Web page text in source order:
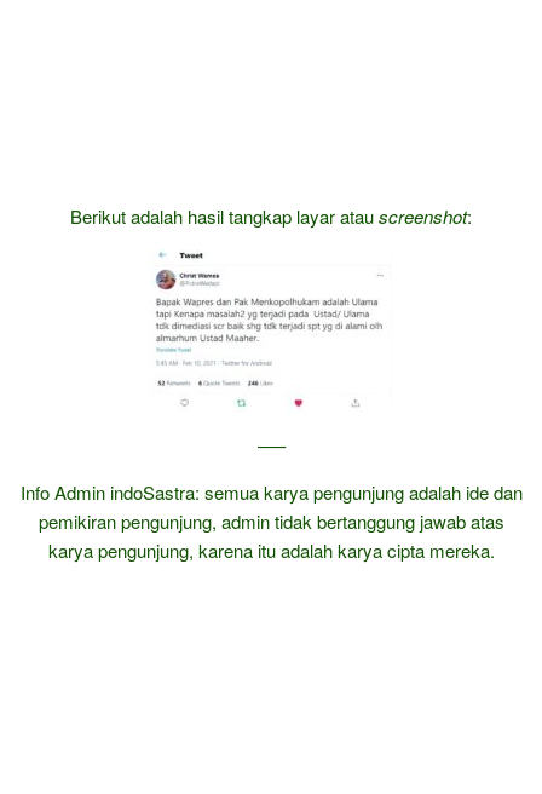
Berikut adalah hasil tangkap layar atauscreenshot:
—–
Info Admin indoSastra: semua karya pengunjung adalah ide dan
pemikiran pengunjung, admin tidak bertanggung jawab atas
karya pengunjung, karena itu adalah karya cipta mereka.